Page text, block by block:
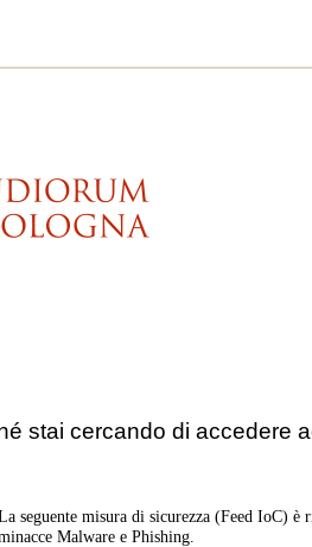
stai cercando di accedere
seguente misura di sicurezza (Feed IoC) è
Malware e Phishing.